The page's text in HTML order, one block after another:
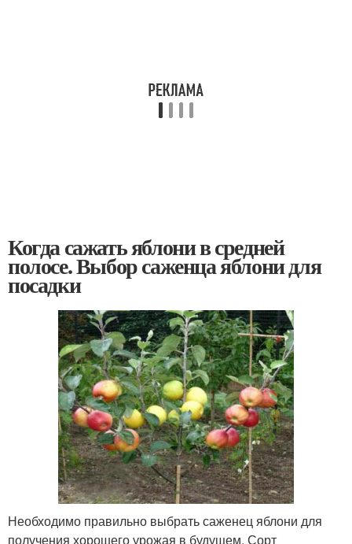
Когда сажать яблони в средней
полосе. Выбор саженца яблони для
посадки
Необходимо правильно выбрать саженец яблони для
получения хорошего урожая в будущем. Сорт